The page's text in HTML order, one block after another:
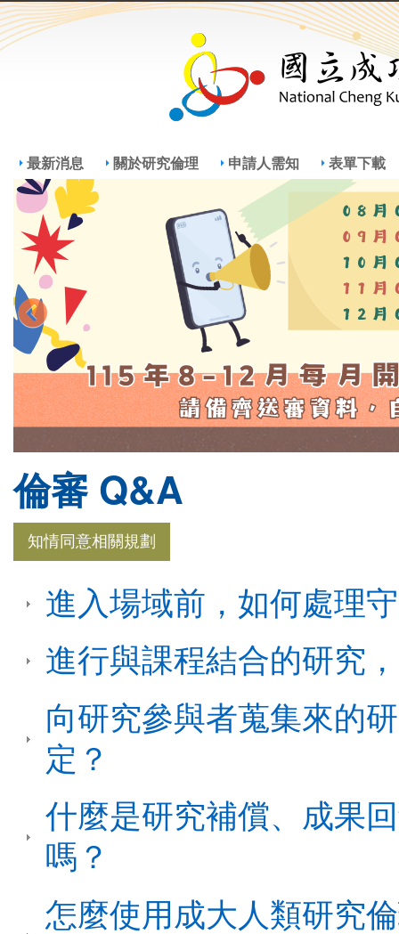
最新消息 關於研究倫理 申請人需知 表單下載
倫審 Q&A
知情同意相關規劃
進入場域前，如何處理
進行與課程結合的研究
向研究參與者蒐集來的
定？
什麼是研究補償、成果
嗎？
怎麼使用成大人類研究